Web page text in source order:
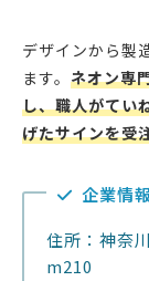
デザインから製
ます。 ネオン専
し、職人がてい
げたサインを受
企業情報
住所：神奈
m210